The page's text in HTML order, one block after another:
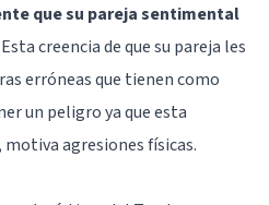
que su pareja sentimental
creencia de que su pareja les
erróneas que tienen como
un peligro ya que esta
agresiones físicas.